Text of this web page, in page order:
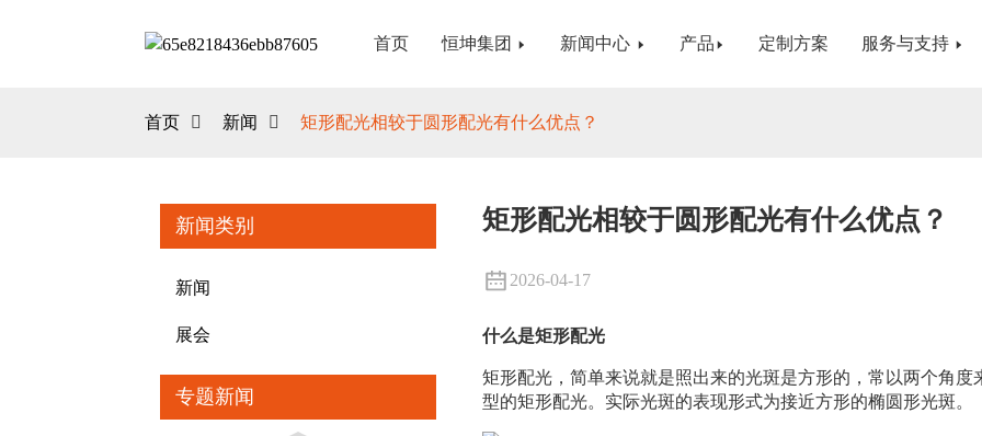
首页 恒坤集团 新闻中心 产品 定制方案 服务与支持
首页 新闻 矩形配光相较于圆形配光有什么优点？
新闻类别
新闻
展会
专题新闻
矩形配光相较于圆形配光有什么优点？
2026-04-17
什么是矩形配光
矩形配光，简单来说就是照出来的光斑是方形的，常以两个角度
型的矩形配光。实际光斑的表现形式为接近方形的椭圆形光斑。